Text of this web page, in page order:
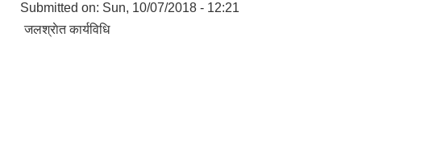
Submitted on: Sun, 10/07/2018 - 12:21
जलश्राेत कार्यविधि